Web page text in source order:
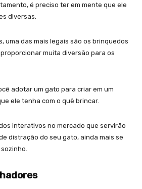
é preciso ter em mente que ele
diversas.
uma das mais legais são os brinquedos
muita diversão para os
adotar um gato para criar em um
ele tenha com o quê brincar.
interativos no mercado que servirão
distração do seu gato, ainda mais se